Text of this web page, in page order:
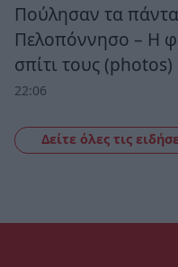
Πούλησαν τα
Πελοπόννησο – Η
σπίτι τους (photos)
22:06
Δείτε όλες τις